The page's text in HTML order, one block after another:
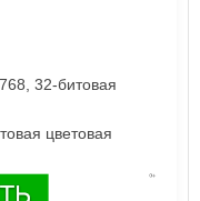
32-битовая
цветовая